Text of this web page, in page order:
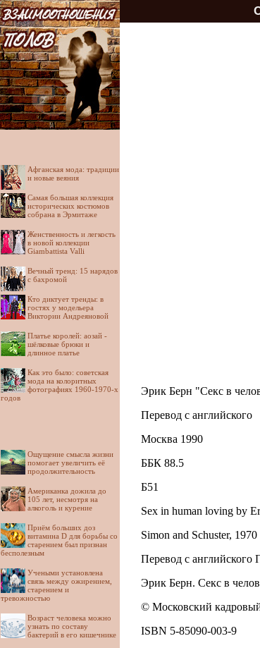
Афганская мода: традиции
и новые веяния
Самая большая коллекция
исторических костюмов
собрана в Эрмитаже
Женственность и легкость
в новой коллекции
Giambattista Valli
Вечный тренд: 15 нарядов
с бахромой
Кто диктует тренды: в
гостях у модельера
Виктории Андреяновой
Платье королей: аозай -
шёлковые брюки и
длинное платье
Как это было: советская
мода на колоритных
фотографиях 1960-1970-х
годов
Ощущение смысла жизни
помогает увеличить её
продолжительность
Американка дожила до
105 лет, несмотря на
алкоголь и курение
Приём больших доз
витамина D для борьбы со
старением был признан
бесполезным
Учеными установлена
связь между ожирением,
старением и
тревожностью
Возраст человека можно
узнать по составу
бактерий в его кишечнике
Эрик Берн "Секс в
Перевод с английского
Москва 1990
ББК 88.5
Б51
Sex in human loving by
Simon and Schuster, 1970
Перевод с
Эрик Берн. Секс в
© Московский
ISBN 5-85090-003-9